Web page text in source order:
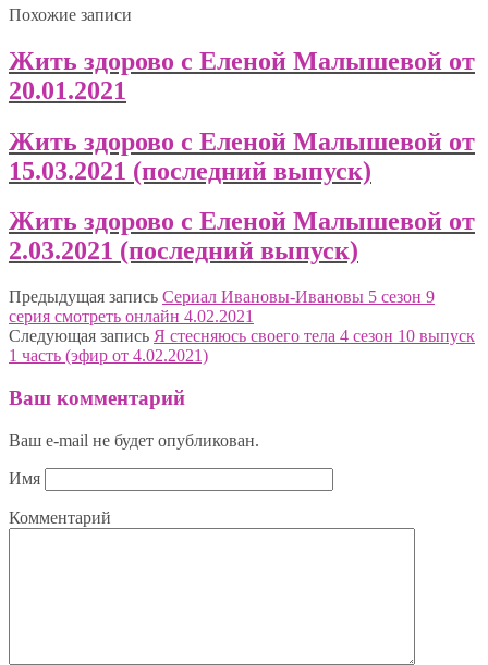
Похожие записи
Жить здорово с Еленой Малышевой от
20.01.2021
Жить здорово с Еленой Малышевой от
15.03.2021 (последний выпуск)
Жить здорово с Еленой Малышевой от
2.03.2021 (последний выпуск)
Предыдущая запись Сериал Ивановы-Ивановы 5 сезон 9
серия смотреть онлайн 4.02.2021
Следующая запись Я стесняюсь своего тела 4 сезон 10 выпуск
1 часть (эфир от 4.02.2021)
Ваш комментарий
Ваш e-mail не будет опубликован.
Имя
Комментарий